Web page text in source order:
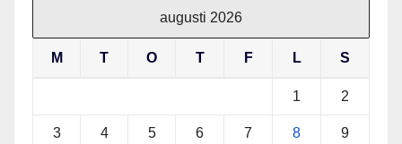
augusti 2026
M T O T F L S
1 2
3 4 5 6 7 8 9